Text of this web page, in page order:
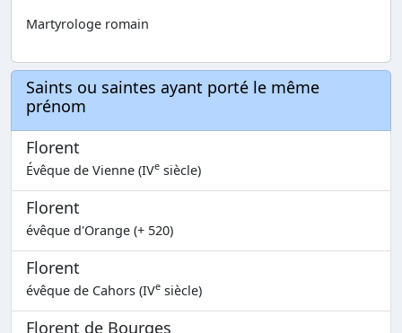
Martyrologe romain
Saints ou saintes ayant porté le même
prénom
Florent
Évêque de Vienne (IVe siècle)
Florent
évêque d'Orange (+ 520)
Florent
évêque de Cahors (IVe siècle)
Florent de Bourges